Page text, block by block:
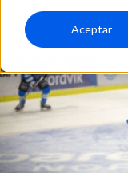
Aceptar